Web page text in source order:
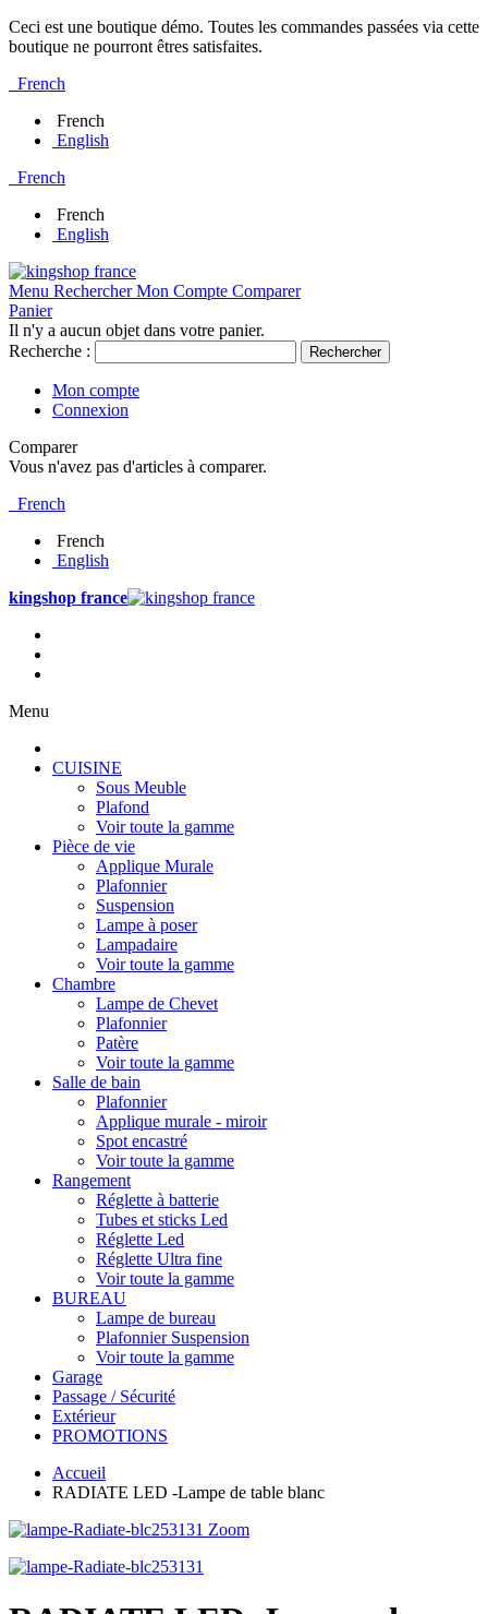
Ceci est une boutique démo. Toutes les commandes passées via cette
boutique ne pourront êtres satisfaites.
French
French
English
French
French
English
Menu Rechercher Mon Compte Comparer
Panier
Il n'y a aucun objet dans votre panier.
Recherche :
Rechercher
Mon compte
Connexion
Comparer
Vous n'avez pas d'articles à comparer.
French
French
English
kingshop france
Menu
CUISINE
Sous Meuble
Plafond
Voir toute la gamme
Pièce de vie
Applique Murale
Plafonnier
Suspension
Lampe à poser
Lampadaire
Voir toute la gamme
Chambre
Lampe de Chevet
Plafonnier
Patère
Voir toute la gamme
Salle de bain
Plafonnier
Applique murale - miroir
Spot encastré
Voir toute la gamme
Rangement
Réglette à batterie
Tubes et sticks Led
Réglette Led
Réglette Ultra fine
Voir toute la gamme
BUREAU
Lampe de bureau
Plafonnier Suspension
Voir toute la gamme
Garage
Passage / Sécurité
Extérieur
PROMOTIONS
Accueil
RADIATE LED -Lampe de table blanc
Zoom